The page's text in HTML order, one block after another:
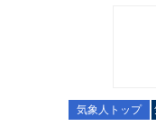
気象人トップ